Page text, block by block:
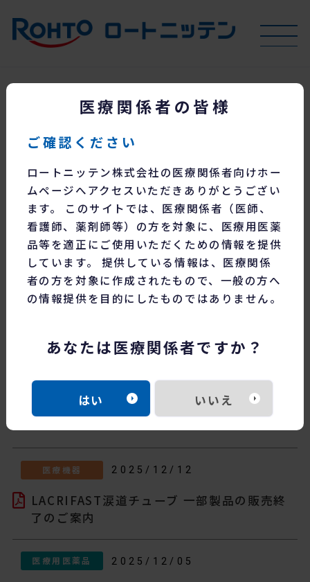
供給状況について（2026年6月8日更新）
経過措置について（2026年4月1日更新）
各種変更品の出荷スケジュールについて（2026年8月5日更新）
カテゴリー
2025/12/12
医療機器
LACRIFAST涙道チューブ 一部製品の販売終
了のご案内
2025/12/05
医療用医薬品
医療関係者の皆様
ご確認ください
ロートニッテン株式会社の医療関係者向けホー
ムページへアクセスいただきありがとうござい
ます。 このサイトでは、医療関係者（医師、
看護師、薬剤師等）の方を対象に、医療用医薬
品等を適正にご使用いただくための情報を提供
しています。 提供している情報は、医療関係
者の方を対象に作成されたもので、一般の方へ
の情報提供を目的にしたものではありません。
あなたは医療関係者ですか？
はい いいえ